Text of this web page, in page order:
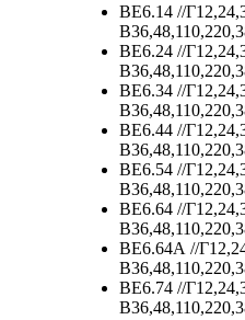
ВЕ6.14 //
ВЕ6.24 //
ВЕ6.34 //
ВЕ6.44 //
ВЕ6.54 //
ВЕ6.64 //
ВЕ6.64А //
ВЕ6.74 //